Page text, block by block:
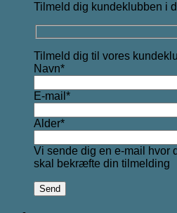
Tilmeld dig kundeklubben i
Tilmeld dig til vores
Navn*
E-mail*
Alder*
Vi sende dig en e-mail hvor
skal bekræfte din tilmelding